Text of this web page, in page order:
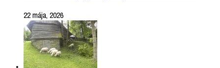
22 mája, 2026